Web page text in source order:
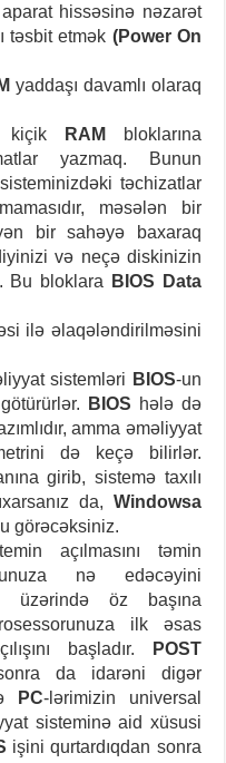
hissəsinə nəzarət
təsbit etmək (Power On
yaddaşı davamlı olaraq
kiçik
RAM
bloklarına
yazmaq. Bunun
təchizatlar
məsələn bir
bir sahəyə baxaraq
və neçə diskinizin
Bu bloklara
BIOS Data
ilə əlaqələndirilməsini
sistemləri BIOS-un
BIOS hələ də
amma əməliyyat
də keçə bilirlər.
girib, sistemə taxılı
da, Windowsa
görəcəksiniz.
açılmasını təmin
nə edəcəyini
üzərində öz başına
ilk əsas
başladır.
POST
sonra da idarəni digər
PC-lərimizin universal
sisteminə aid xüsusi
işini qurtardıqdan sonra